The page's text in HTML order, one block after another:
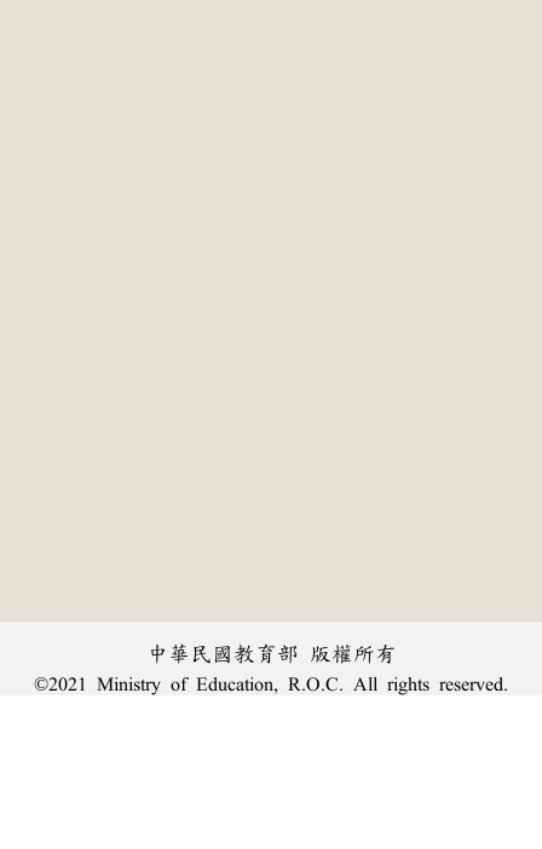
中華民國教育部 版權所有
©2021 Ministry of Education, R.O.C. All rights reserved.